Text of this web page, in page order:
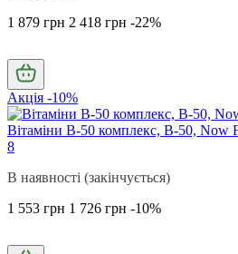
1 879 грн 2 418 грн -22%
Акція -10%
Вітаміни В-50 комплекс, B-50, Now
8
В наявності (закінчується)
1 553 грн 1 726 грн -10%